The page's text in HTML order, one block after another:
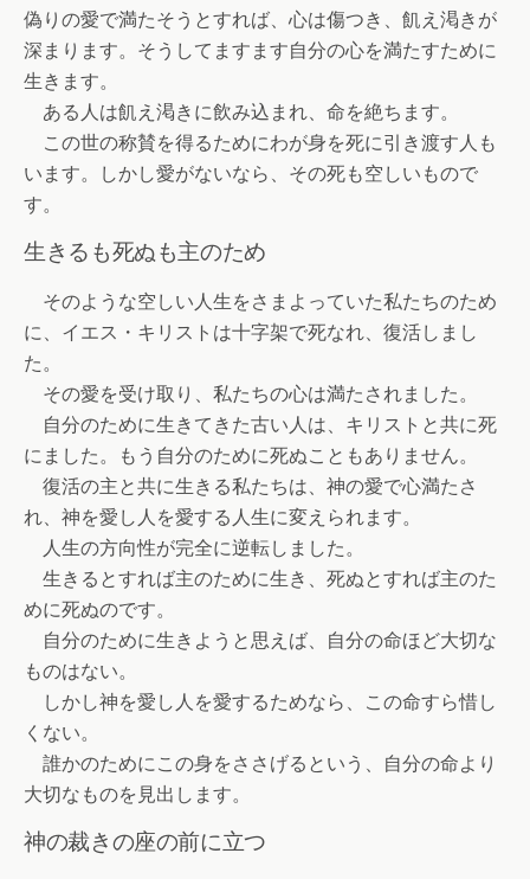
偽りの愛で満たそうとすれば、心は傷つき、飢え渇きが
深まります。そうしてますます自分の心を満たすために
生きます。
ある人は飢え渇きに飲み込まれ、命を絶ちます。
この世の称賛を得るためにわが身を死に引き渡す人も
います。しかし愛がないなら、その死も空しいもので
す。
生きるも死ぬも主のため
そのような空しい人生をさまよっていた私たちのため
に、イエス・キリストは十字架で死なれ、復活しまし
た。
その愛を受け取り、私たちの心は満たされました。
自分のために生きてきた古い人は、キリストと共に死
にました。もう自分のために死ぬこともありません。
復活の主と共に生きる私たちは、神の愛で心満たさ
れ、神を愛し人を愛する人生に変えられます。
人生の方向性が完全に逆転しました。
生きるとすれば主のために生き、死ぬとすれば主のた
めに死ぬのです。
自分のために生きようと思えば、自分の命ほど大切な
ものはない。
しかし神を愛し人を愛するためなら、この命すら惜し
くない。
誰かのためにこの身をささげるという、自分の命より
大切なものを見出します。
神の裁きの座の前に立つ